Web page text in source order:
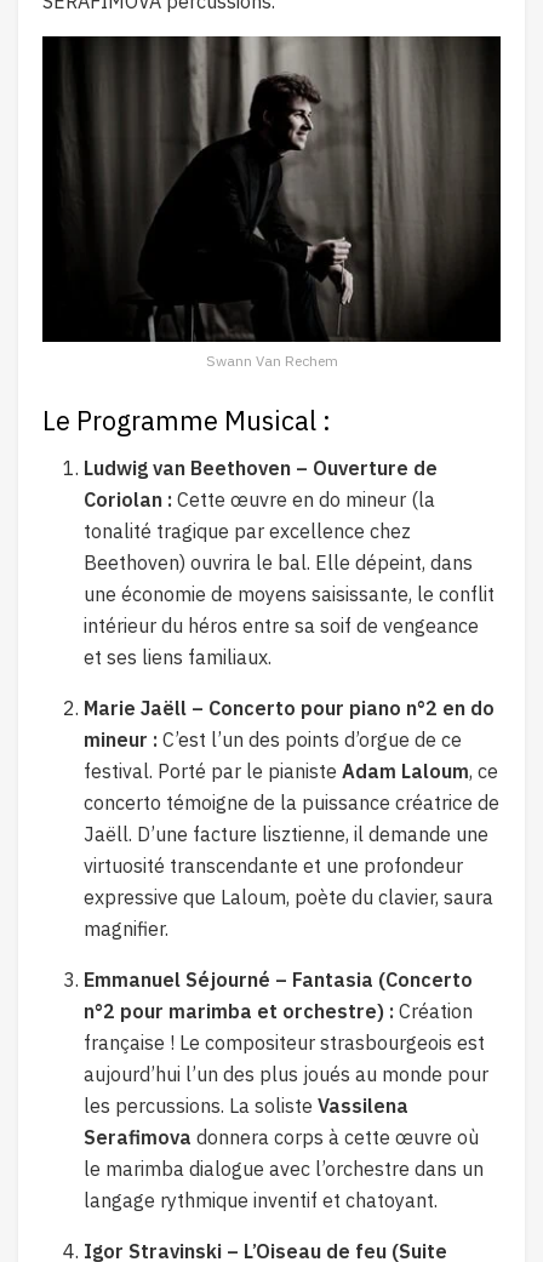
Swann Van Rechem
Le Programme Musical :
Ludwig van Beethoven – Ouverture de
Coriolan : Cette œuvre en do mineur (la
tonalité tragique par excellence chez
Beethoven) ouvrira le bal. Elle dépeint, dans
une économie de moyens saisissante, le conflit
intérieur du héros entre sa soif de vengeance
et ses liens familiaux.
Marie Jaëll – Concerto pour piano n°2 en do
mineur : C’est l’un des points d’orgue de ce
festival. Porté par le pianisteAdam Laloum, ce
concerto témoigne de la puissance créatrice de
Jaëll. D’une facture lisztienne, il demande une
virtuosité transcendante et une profondeur
expressive que Laloum, poète du clavier, saura
magnifier.
Emmanuel Séjourné – Fantasia (Concerto
n°2 pour marimba et orchestre) : Création
française ! Le compositeur strasbourgeois est
aujourd’hui l’un des plus joués au monde pour
les percussions. La solisteVassilena
Serafimova donnera corps à cette œuvre où
le marimba dialogue avec l’orchestre dans un
langage rythmique inventif et chatoyant.
Igor Stravinski – L’Oiseau de feu (Suite